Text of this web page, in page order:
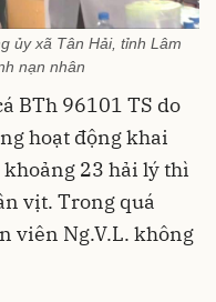
ủy xã Tân Hải, tỉnh Lâm
nạn nhân
BTh 96101 TS do
hoạt động khai
khoảng 23 hải lý thì
vịt. Trong quá
viên Ng.V.L. không